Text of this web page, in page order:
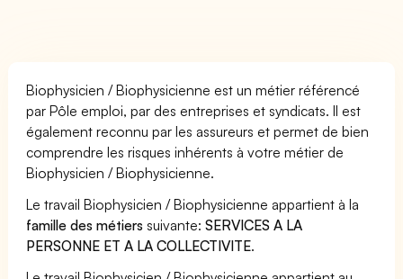
Biophysicien / Biophysicienne est un métier référencé
par Pôle emploi, par des entreprises et syndicats. Il est
également reconnu par les assureurs et permet de bien
comprendre les risques inhérents à votre métier de
Biophysicien / Biophysicienne.
Le travail Biophysicien / Biophysicienne appartient à la
famille des métiers suivante:SERVICES A LA
PERSONNE ET A LA COLLECTIVITE.